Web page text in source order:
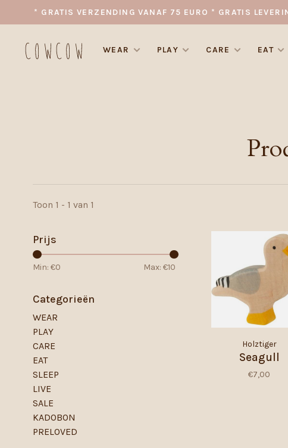
* GRATIS VERZENDING VANAF 75 EURO * GRATIS
WEAR PLAY CARE EAT
Toon 1 - 1 van 1
Prijs
Min: €0 Max: €10
Categorieën
WEAR
PLAY
CARE
EAT
SLEEP
LIVE
SALE
KADOBON
PRELOVED
Holztiger
Seagull
€7,00